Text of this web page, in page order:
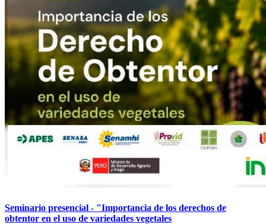
Seminario presencial - "Importancia de los derechos de
obtentor en el uso de variedades vegetales